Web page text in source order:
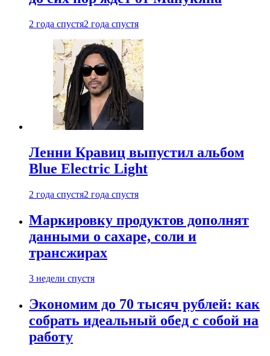
2 года спустя2 года спустя
Ленни Кравиц выпустил альбом
Blue Electric Light
2 года спустя2 года спустя
Маркировку продуктов дополнят
данными о сахаре, соли и
трансжирах
3 недели спустя
Экономим до 70 тысяч рублей: как
собрать идеальный обед с собой на
работу